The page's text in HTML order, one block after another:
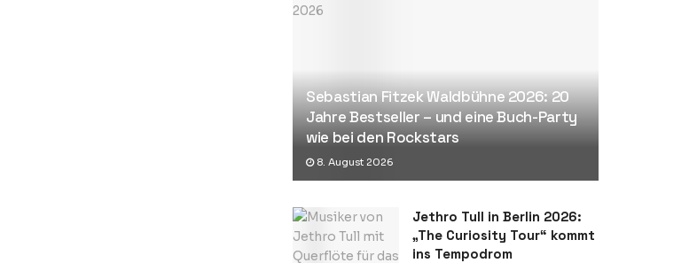
Sebastian Fitzek Waldbühne 2026: 20
Jahre Bestseller – und eine Buch-Party
wie bei den Rockstars
8. August 2026
Jethro Tull in Berlin 2026:
„The Curiosity Tour“ kommt
ins Tempodrom